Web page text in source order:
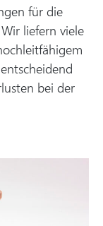
für die
liefern viele
bei der